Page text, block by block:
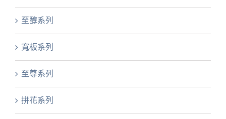
至醇系列
寬板系列
至尊系列
拼花系列